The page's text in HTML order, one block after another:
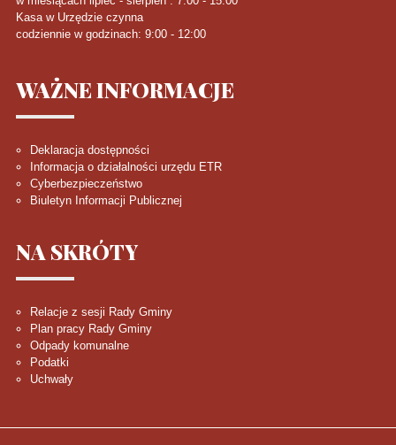
Kasa w Urzędzie czynna
codziennie w godzinach: 9:00 - 12:00
WAŻNEINFORMACJE
Deklaracja dostępności
Informacja o działalności urzędu ETR
Cyberbezpieczeństwo
Biuletyn Informacji Publicznej
NA SKRÓTY
Relacje z sesji Rady Gminy
Plan pracy Rady Gminy
Odpady komunalne
Podatki
Uchwały